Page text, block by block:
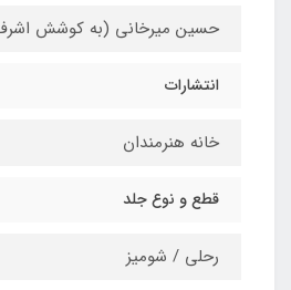
حسین میرخانی (به کوشش
انتشارات
خانه هنرمندان
قطع و نوع جلد
رحلی / شومیز